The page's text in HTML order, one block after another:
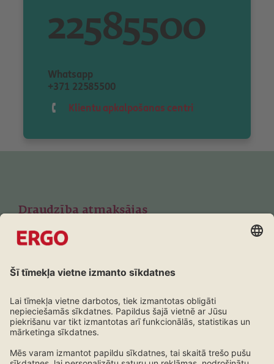
22585500
Whatsapp
+371 22585500
Klientu apkalpošanas centri
Draudzība atmaksājas
Pastāvīgajiem klientiem atlaides visiem produktiem
Iepazīties ar lojalitātes programmu